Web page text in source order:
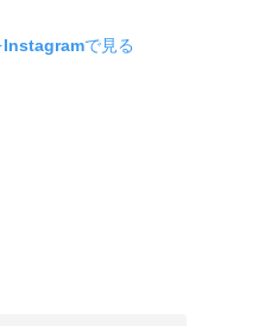
Instagramで見る